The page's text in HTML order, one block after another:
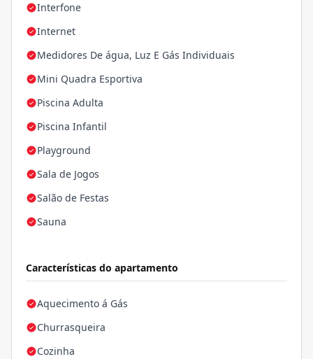
Interfone
Internet
Medidores De água, Luz E Gás Individuais
Mini Quadra Esportiva
Piscina Adulta
Piscina Infantil
Playground
Sala de Jogos
Salão de Festas
Sauna
Características do apartamento
Aquecimento á Gás
Churrasqueira
Cozinha